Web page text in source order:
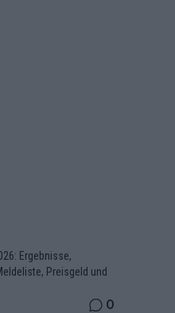
Ergebnisse,
Preisgeld und
0